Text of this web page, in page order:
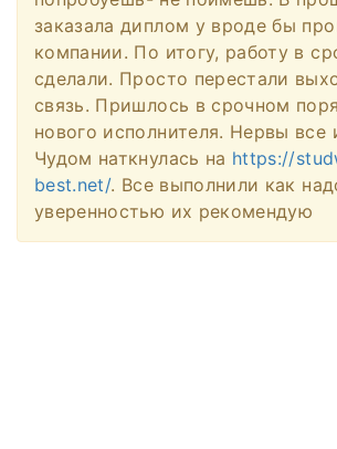
заказала диплом у вроде бы
компании. По итогу, работу в
сделали. Просто перестали
связь. Пришлось в срочном
нового исполнителя. Нервы все
Чудом наткнулась на https://
best.net/. Все выполнили как
уверенностью их рекомендую